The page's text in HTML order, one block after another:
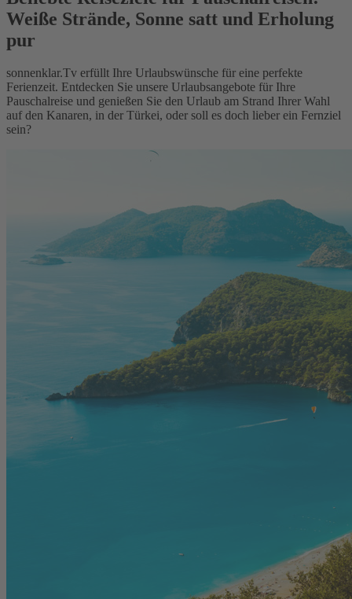
Weiße Strände, Sonne satt und Erholung
pur
sonnenklar.Tv erfüllt Ihre Urlaubswünsche für eine perfekte
Ferienzeit. Entdecken Sie unsere Urlaubsangebote für Ihre
Pauschalreise und genießen Sie den Urlaub am Strand Ihrer Wahl
auf den Kanaren, in der Türkei, oder soll es doch lieber ein Fernziel
sein?